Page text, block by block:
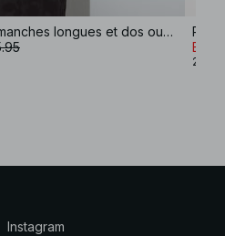
Robe longue à manches longues et dos ouvert
EUR
2
Instagram